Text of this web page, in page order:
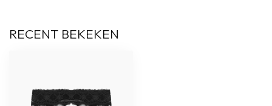
RECENT BEKEKEN